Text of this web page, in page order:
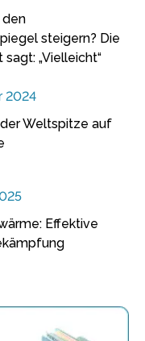
den
steigern? Die
„Vielleicht“
2024
Weltspitze auf
Effektive